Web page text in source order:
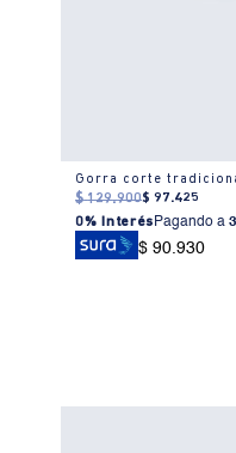
$ 129.900$ 97.425
0% Interés Pagando a
$ 90.930